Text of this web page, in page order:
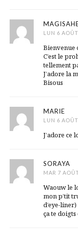
LUN 6
Bienvenue
C’est le
tellement
J’adore la
Bisous
MARIE
LUN 6
J’adore ce
SORAYA
MAR 7
Waouw le
mon p’tit
d’eye-
ça te